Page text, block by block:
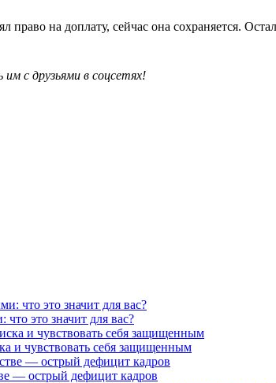
право на доплату, сейчас она сохраняется.
с друзьями в соцсетях!
это значит для вас?
и чувствовать себя защищенным
— острый дефицит кадров